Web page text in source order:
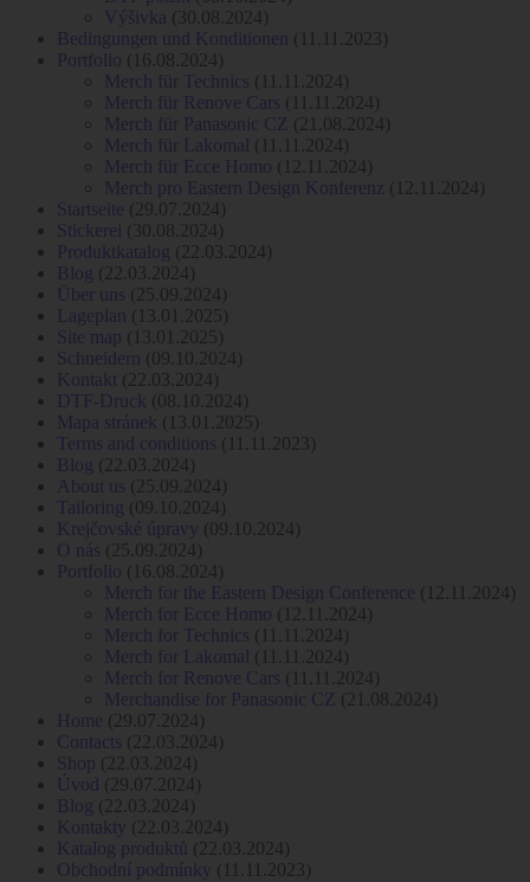
Výšivka (30.08.2024)
Bedingungen und Konditionen
(11.11.2023)
Portfolio (16.08.2024)
Merch für Technics (11.11.2024)
Merch für Renove Cars (11.11.2024)
Merch für Panasonic CZ (21.08.2024)
Merch für Lakomal (11.11.2024)
Merch für Ecce Homo (12.11.2024)
Merch pro Eastern Design Konferenz (12.11.2024)
Startseite (29.07.2024)
Stickerei (30.08.2024)
Produktkatalog (22.03.2024)
Blog (22.03.2024)
Über uns (25.09.2024)
Lageplan
(13.01.2025)
Site map (13.01.2025)
Schneidern
(09.10.2024)
Kontakt (22.03.2024)
DTF-Druck (08.10.2024)
Mapa stránek (13.01.2025)
Terms and conditions (11.11.2023)
Blog (22.03.2024)
About us (25.09.2024)
Tailoring (09.10.2024)
Krejčovské úpravy (09.10.2024)
O nás (25.09.2024)
Portfolio (16.08.2024)
Merch for the Eastern Design Conference (12.11.2024)
Merch for Ecce Homo (12.11.2024)
Merch for Technics (11.11.2024)
Merch for Lakomal (11.11.2024)
Merch for Renove Cars (11.11.2024)
Merchandise for Panasonic CZ (21.08.2024)
Home (29.07.2024)
Contacts (22.03.2024)
Shop (22.03.2024)
Úvod
(29.07.2024)
Blog (22.03.2024)
Kontakty (22.03.2024)
Katalog produktů
(22.03.2024)
Obchodní podmínky (11.11.2023)